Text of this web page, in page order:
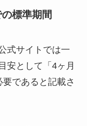
標準期間
式サイトでは一
安として「4ヶ月
であると記載さ